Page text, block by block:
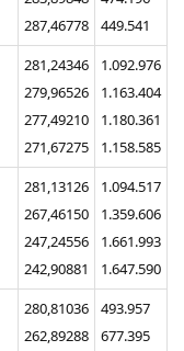
287,46778
449.541
281,24346
279,96526
277,49210
271,67275
1.092.976
1.163.404
1.180.361
1.158.585
281,13126
267,46150
247,24556
242,90881
1.094.517
1.359.606
1.661.993
1.647.590
280,81036
262,89288
493.957
677.395